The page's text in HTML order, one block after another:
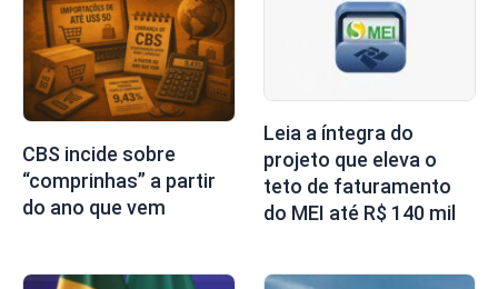
CBS incide sobre
“comprinhas” a partir
do ano que vem
Leia a íntegra do
projeto que eleva o
teto de faturamento
do MEI até R$ 140 mil